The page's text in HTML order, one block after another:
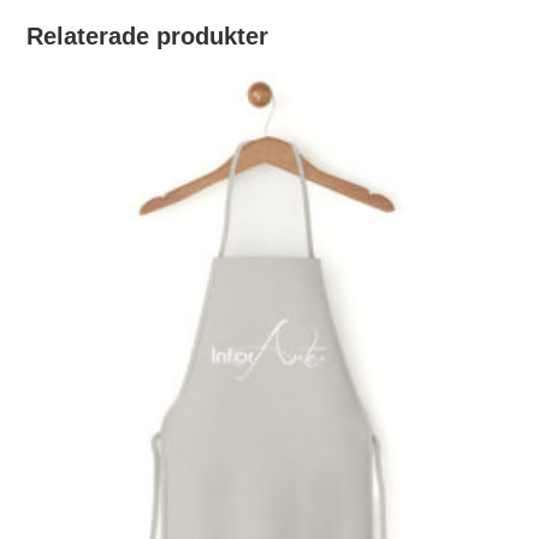
Relaterade produkter